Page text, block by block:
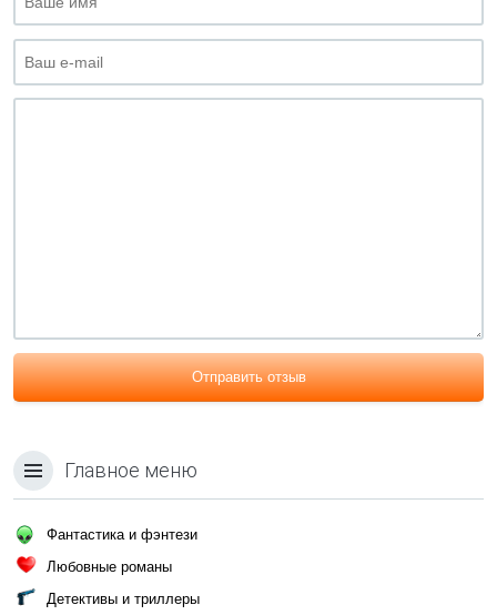
Отправить отзыв
Главное меню
Фантастика и фэнтези
Любовные романы
Детективы и триллеры